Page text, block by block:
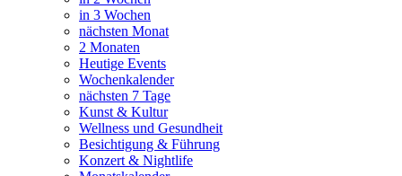
in 3 Wochen
nächsten Monat
2 Monaten
Heutige Events
Wochenkalender
nächsten 7 Tage
Kunst & Kultur
Wellness und Gesundheit
Besichtigung & Führung
Konzert & Nightlife